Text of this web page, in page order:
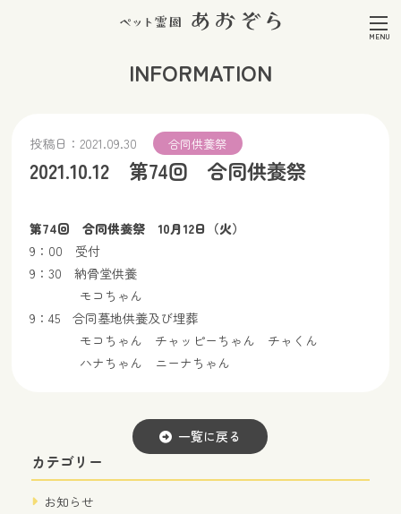
INFORMATION
投稿日： 2021.09.30 合同供養祭
2021.10.12 第74回 合同供養祭
第74回 合同供養祭 10月12日（火）
9：00 受付
9：30 納骨堂供養
モコちゃん
9：45 合同墓地供養及び埋葬
モコちゃん チャッピーちゃん チャくん
ハナちゃん ニーナちゃん
一覧に戻る
カテゴリー
お知らせ